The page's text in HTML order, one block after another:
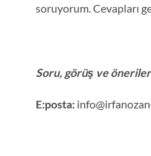
soruyorum. Cevapları
Soru, görüş ve
E:posta: